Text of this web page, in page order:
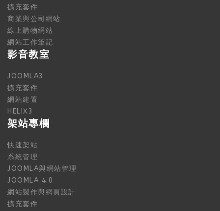
擴充套件
商業與公司網站
線上購物網站
網站工作筆記
影音教室
JOOMLA3
擴充套件
網站建置
HELIX3
架站專欄
快速架站
系統管理
JOOMLA與網站管理
JOOMLA 4.0
網站製作與網頁設計
擴充套件